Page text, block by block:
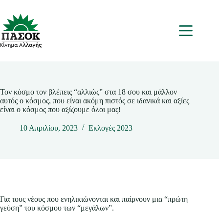
περιεχόμενο
Μενου
Τον κόσμο τον βλέπεις “αλλιώς” στα 18 σου και μάλλον
αυτός ο κόσμος, που είναι ακόμη πιστός σε ιδανικά και αξίες
είναι ο κόσμος που αξίζουμε όλοι μας!
10 Απριλίου, 2023 Εκλογές 2023
Για τους νέους που ενηλικιώνονται και παίρνουν μια “πρώτη
γεύση” του κόσμου των “μεγάλων”.